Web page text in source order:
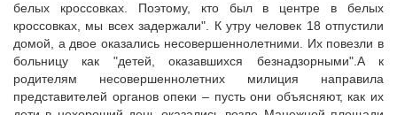
белых кроссовках. Поэтому, кто был в центре в белых
кроссовках, мы всех задержали". К утру человек 18 отпустили
домой, а двое оказались несовершеннолетними. Их повезли в
больницу как "детей, оказавшихся безнадзорными".А к
родителям несовершеннолетних милиция направила
представителей органов опеки – пусть они объясняют, как их